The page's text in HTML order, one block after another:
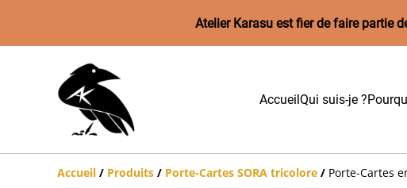
Atelier Karasu est fier de faire partie
AccueilQui suis-je ?
Accueil / Produits / Porte-Cartes SORA tricolore / Porte-Cartes